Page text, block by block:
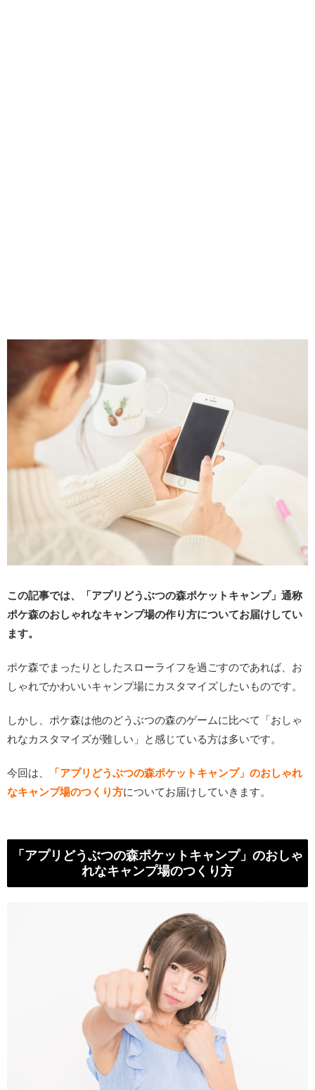
この記事では、「アプリどうぶつの森ポケットキャンプ」通称
ポケ森のおしゃれなキャンプ場の作り方についてお届けしてい
ます。
ポケ森でまったりとしたスローライフを過ごすのであれば、お
しゃれでかわいいキャンプ場にカスタマイズしたいものです。
しかし、ポケ森は他のどうぶつの森のゲームに比べて「おしゃ
れなカスタマイズが難しい」と感じている方は多いです。
今回は、
「アプリどうぶつの森ポケットキャンプ」のおしゃれ
なキャンプ場のつくり方についてお届けしていきます。
「アプリどうぶつの森ポケットキャンプ」のおしゃ
れなキャンプ場のつくり方